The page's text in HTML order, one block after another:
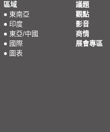
區域
● 東南亞
● 印度
● 東亞/中國
● 國際
● 圖表
議題
觀點
影音
商情
展會專區